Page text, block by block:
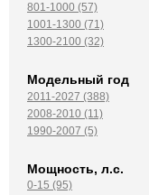
801-1000 (57)
1001-1300 (71)
1300-2100 (32)
Модельный год
2011-2027 (388)
2008-2010 (11)
1990-2007 (5)
Мощность, л.с.
0-15 (95)